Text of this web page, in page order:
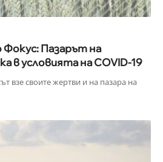
Фокус: Пазарът на
в условията на COVID-19
взе своите жертви и на пазара на